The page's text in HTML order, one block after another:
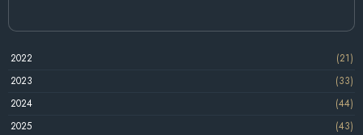
2022
(21)
2023
(33)
2024
(44)
2025
(43)